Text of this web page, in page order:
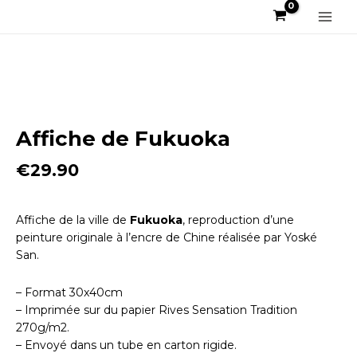
Affiche de Fukuoka
€29.90
Affiche de la ville de Fukuoka, reproduction d’une
peinture originale à l’encre de Chine réalisée par Yoské
San.
– Format 30x40cm
– Imprimée sur du papier Rives Sensation Tradition
270g/m2.
– Envoyé dans un tube en carton rigide.